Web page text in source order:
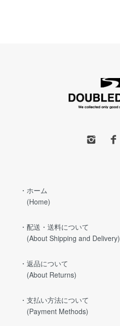
・ホーム
(Home)
・配送・送料について
(About Shipping and Delivery)
・返品について
(About Returns)
・支払い方法について
(Payment Methods)